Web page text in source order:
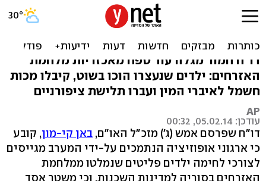
עינוי ילדים בסוריה: הצלפה
בשוט ומכת חשמל
דו"ח חמור מגלה עוד טפח מאכזריות מלחמת
האזרחים: ילדים שנעצרו הוכו בשוט, קיבלו מכות
חשמל לאיברי המין ועברו תלישת ציפורניים
AP
עודכן: 05.02.14, 00:32
דו"ח שפרסם אמש (ג') מזכ"ל האו"ם, באן קי-מון, קובע
כי ארגוני אופוזיציה הנתמכים על-ידי המערב מגייסים
לצורכי לחימה ילדים פליטים שנמלטו ממלחמת
האזרחים בסוריה למדינות השכנות, וכי משטר אסד